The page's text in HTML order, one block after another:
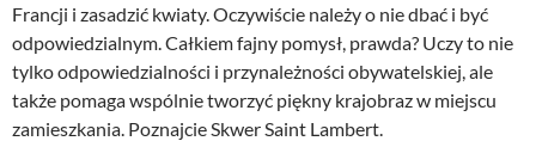
Francji i zasadzić kwiaty. Oczywiście należy o nie dbać i być
odpowiedzialnym. Całkiem fajny pomysł, prawda? Uczy to nie
tylko odpowiedzialności i przynależności obywatelskiej, ale
także pomaga wspólnie tworzyć piękny krajobraz w miejscu
zamieszkania. Poznajcie Skwer Saint Lambert.